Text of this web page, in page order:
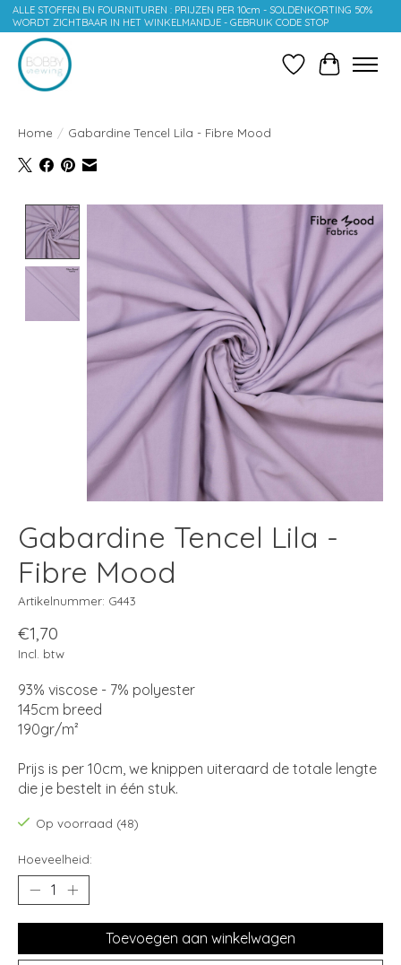
ALLE STOFFEN EN FOURNITUREN : PRIJZEN PER 10cm - SOLDENKORTING 50%
WORDT ZICHTBAAR IN HET WINKELMANDJE - GEBRUIK CODE STOP
Verlanglijst
Home / Gabardine Tencel Lila - Fibre Mood
Product image slideshow Items
Gabardine Tencel Lila -
Fibre Mood
Artikelnummer: G443
€1,70
Incl. btw
93% viscose - 7% polyester
145cm breed
190gr/m²
Prijs is per 10cm, we knippen uiteraard de totale lengte
die je bestelt in één stuk.
Op voorraad (48)
Hoeveelheid:
Toevoegen aan winkelwagen